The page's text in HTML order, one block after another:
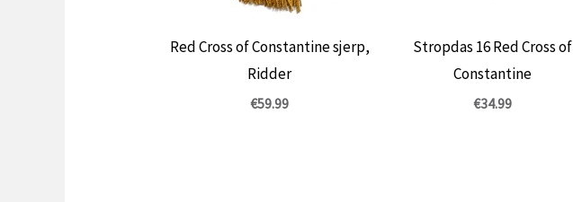
Red Cross of Constantine sjerp,
Ridder
€59.99
Stropdas 16 Red Cross of
Constantine
€34.99